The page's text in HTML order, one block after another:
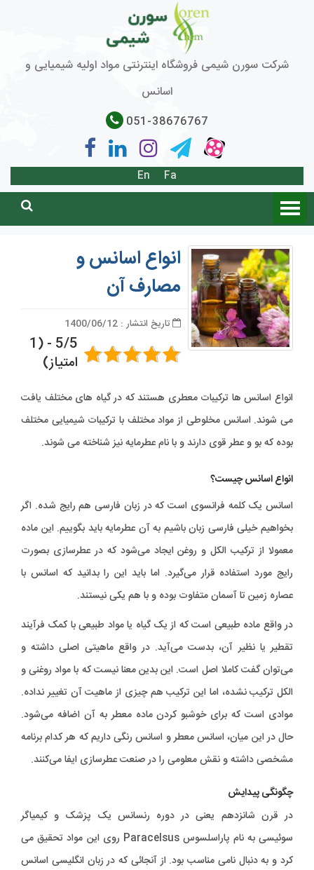
شرکت سورن شیمی فروشگاه اینترنتی مواد اولیه شیمیایی و
اسانس
051-38676767
Fa
En
انواع اسانس و
مصارف آن
تاریخ انتشار : 1400/06/12
5/5 - (1
امتیاز)
انواع اسانس ها ترکیبات معطری هستند که در گیاه های مختلف یافت
می شوند. اسانس مخلوطی از مواد مختلف با ترکیبات شیمیایی مختلف
بوده که بو و عطر قوی دارند و با نام عطرمایه نیز شناخته می شوند.
انواع اسانس چیست؟
اسانس یک کلمه فرانسوی است که در زبان فارسی هم رایج شده. اگر
بخواهیم خیلی فارسی زبان باشیم به آن عطرمایه باید بگوییم. این ماده
معمولا از ترکیب الکل و روغن ایجاد می‌شود که در عطرسازی بصورت
رایج مورد استفاده قرار می‌گیرد. اما باید این را بدانید که اسانس با
عصاره زمین تا آسمان متفاوت بوده و با هم یکی نیستند.
در واقع ماده طبیعی است که از یک گیاه یا مواد طبیعی با کمک فرآیند
تقطیر یا نظیر آن، بدست می‌آید. در واقع ماهیتی اصلی داشته و
می‌توان گفت کاملا اصل است. این بدین معنا نیست که با مواد روغنی و
الکل ترکیب نشده، اما این ترکیب هم چیزی از ماهیت آن تغییر نداده.
موادی است که برای خوشبو کردن ماده معطر به آن اضافه می‌شود.
حال در این میان، اسانس معطر و اسانس رنگی داریم که هر کدام برنامه
مشخصی داشته و نقش معلومی را در صنعت عطرسازی ایفا می‌کنند.
چگونگی پیدایش
در قرن شانزدهم یعنی در دوره رنسانس یک پزشک و کیمیاگر
سوئیسی به نام پاراسلسوس Paracelsus روی این مواد تحقیق می
کرد و به دنبال نامی مناسب بود. از آنجائی که در زبان انگلیسی اسانس